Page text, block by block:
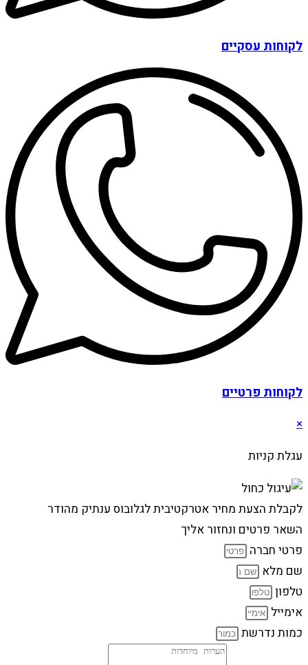
לקוחות עסקיים
לקוחות פרטיים
×
עגלת קניות
לקבלת הצעת מחיר אטרקטיבית לגלובוס ענתיק מהודר
השאר פרטים ונחזור אליך
פרטי חברה
שם מלא
טלפון
אימייל
כמות נדרשת